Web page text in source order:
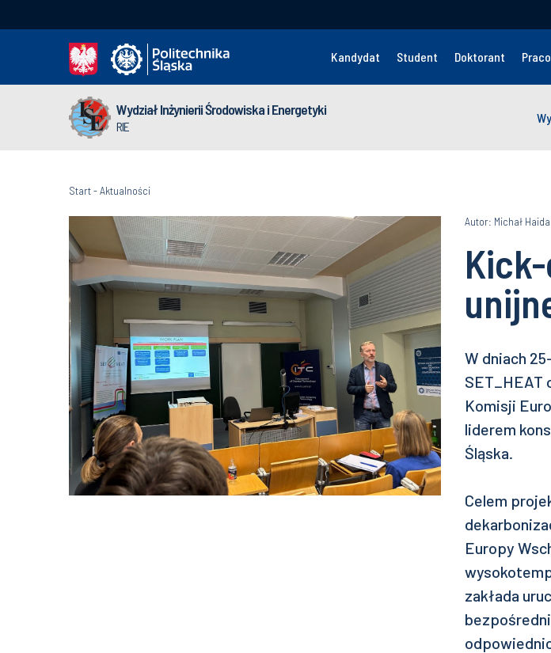
Kandydat Student Doktorant
Wydział Inżynierii Środowiska i Energetyki
RIE
Start-Aktualności
Autor: Michał Haida
W dniach
SET_HEAT
Komisji
liderem
Śląska.
Celem
Europy
zakłada